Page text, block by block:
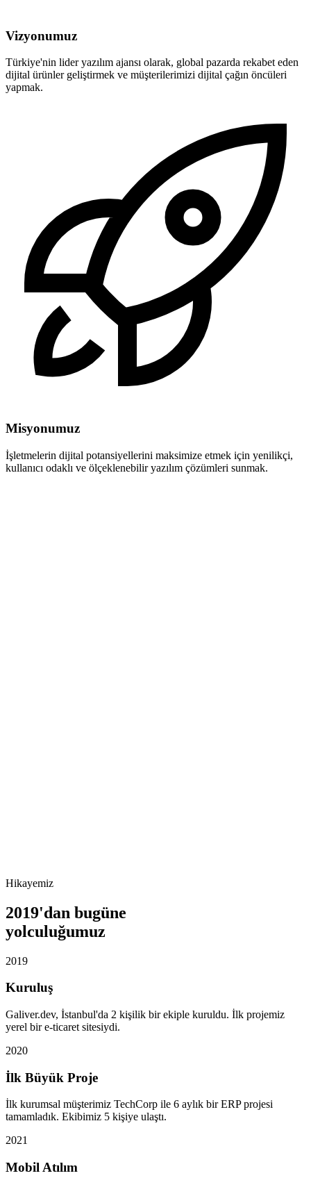
Vizyonumuz
Türkiye'nin lider yazılım ajansı olarak, global pazarda rekabet eden
dijital ürünler geliştirmek ve müşterilerimizi dijital çağın öncüleri
yapmak.
Misyonumuz
İşletmelerin dijital potansiyellerini maksimize etmek için yenilikçi,
kullanıcı odaklı ve ölçeklenebilir yazılım çözümleri sunmak.
Hikayemiz
2019'dan bugüne
yolculuğumuz
2019
Kuruluş
Galiver.dev, İstanbul'da 2 kişilik bir ekiple kuruldu. İlk projemiz
yerel bir e-ticaret sitesiydi.
2020
İlk Büyük Proje
İlk kurumsal müşterimiz TechCorp ile 6 aylık bir ERP projesi
tamamladık. Ekibimiz 5 kişiye ulaştı.
2021
Mobil Atılım